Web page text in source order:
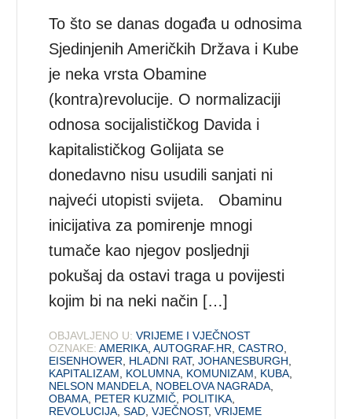
To što se danas događa u odnosima
Sjedinjenih Američkih Država i Kube
je neka vrsta Obamine
(kontra)revolucije. O normalizaciji
odnosa socijalističkog Davida i
kapitalističkog Golijata se
donedavno nisu usudili sanjati ni
najveći utopisti svijeta. Obaminu
inicijativa za pomirenje mnogi
tumače kao njegov posljednji
pokušaj da ostavi traga u povijesti
kojim bi na neki način […]
OBJAVLJENO U: VRIJEME I VJEČNOST
OZNAKE: AMERIKA,AUTOGRAF.HR,CASTRO,
EISENHOWER, HLADNI RAT,JOHANESBURGH,
KAPITALIZAM, KOLUMNA, KOMUNIZAM, KUBA,
NELSON MANDELA, NOBELOVA NAGRADA,
OBAMA, PETER KUZMIČ, POLITIKA,
REVOLUCIJA,SAD,VJEČNOST,VRIJEME